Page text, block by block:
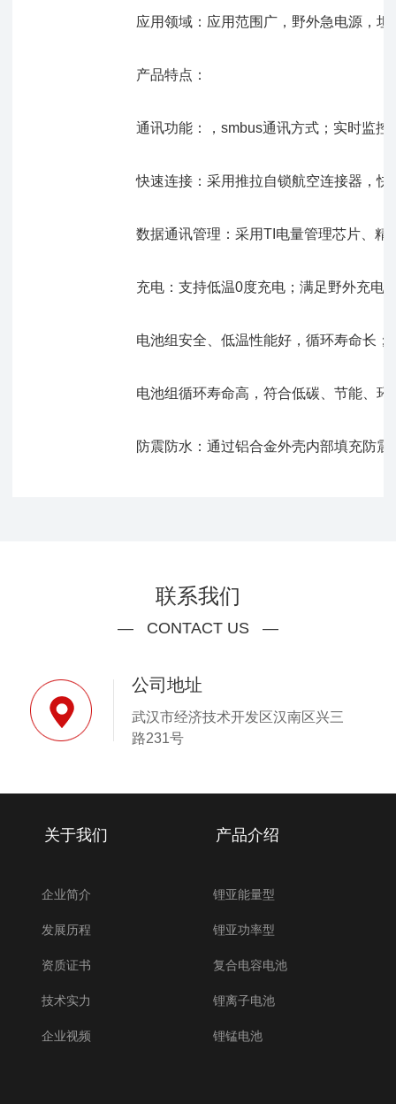
应用领域：应用范围广，野外急电源，坦克车
产品特点 ：
通讯功能：，smbus通讯方式；实时监控电池
快速连接：采用推拉自锁航空连接器，快捷
数据通讯管理：采用TI电量管理芯片、精确数据
充电：支持低温0度充电；满足野外充电需
电池组安全、低温性能好，循环寿命长；
电池组循环寿命高，符合低碳、节能、环保
防震防水：通过铝合金外壳内部填充防震结构
联系我们
— CONTACT US —
公司地址
武汉市经济技术开发区汉南区兴三
路231号
关于我们
企业简介
发展历程
资质证书
技术实力
企业视频
产品介绍
锂亚能量型
锂亚功率型
复合电容电池
锂离子电池
锂锰电池